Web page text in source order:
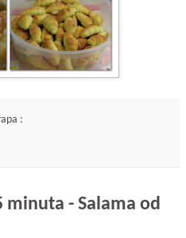
:
minuta - Salama od